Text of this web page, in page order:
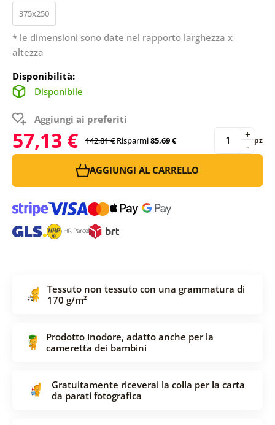
375x250
* le dimensioni sono date nel rapporto larghezza x
altezza
Disponibilità:
Disponibile
Aggiungi ai preferiti
57,13 € 142,81 € Risparmi85,69 € -
+ pz
AGGIUNGI AL CARRELLO
Tessuto non tessuto con una grammatura di
170 g/m²
Prodotto inodore, adatto anche per la
cameretta dei bambini
Gratuitamente riceverai la colla per la carta
da parati fotografica